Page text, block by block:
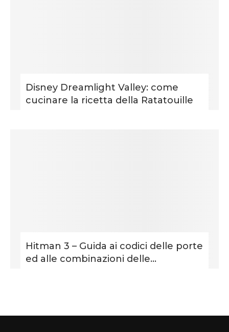
Disney Dreamlight Valley: come
cucinare la ricetta della Ratatouille
Hitman 3 – Guida ai codici delle porte
ed alle combinazioni delle...